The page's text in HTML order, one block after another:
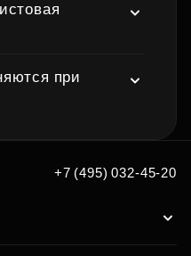
при
+7 (495) 032-45-20